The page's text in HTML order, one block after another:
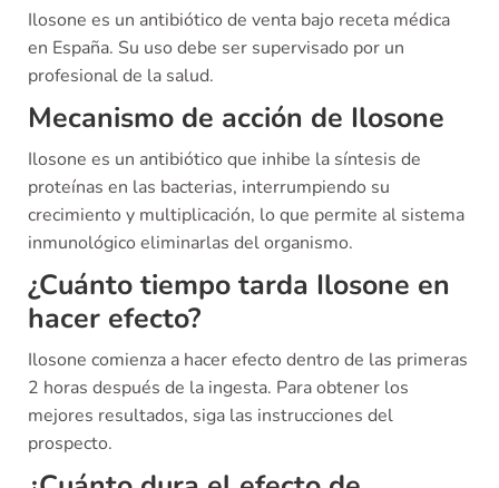
Ilosone es un antibiótico de venta bajo receta médica
en España. Su uso debe ser supervisado por un
profesional de la salud.
Mecanismo de acción de Ilosone
Ilosone es un antibiótico que inhibe la síntesis de
proteínas en las bacterias, interrumpiendo su
crecimiento y multiplicación, lo que permite al sistema
inmunológico eliminarlas del organismo.
¿Cuánto tiempo tarda Ilosone en
hacer efecto?
Ilosone comienza a hacer efecto dentro de las primeras
2 horas después de la ingesta. Para obtener los
mejores resultados, siga las instrucciones del
prospecto.